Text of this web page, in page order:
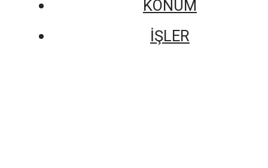
KONUM
İŞLER